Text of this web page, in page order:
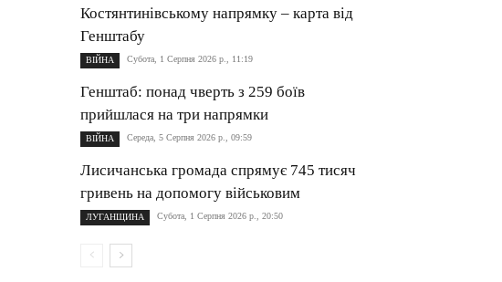
Костянтинівському напрямку – карта від
Генштабу
ВІЙНА Субота, 1 Серпня 2026 р., 11:19
Генштаб: понад чверть з 259 боїв
прийшлася на три напрямки
ВІЙНА Середа, 5 Серпня 2026 р., 09:59
Лисичанська громада спрямує 745 тисяч
гривень на допомогу військовим
ЛУГАНЩИНА Субота, 1 Серпня 2026 р., 20:50